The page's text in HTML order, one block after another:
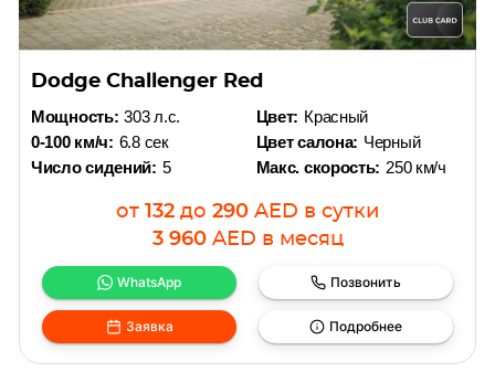
Dodge Challenger Red
Мощность: 303 л.с.
0-100 км/ч: 6.8 сек
Число сидений: 5
Цвет: Красный
Цвет салона: Черный
Макс. скорость: 250 км/ч
от 132 до 290 AED в сутки
3 960 AED в месяц
WhatsApp Позвонить
Заявка Подробнее